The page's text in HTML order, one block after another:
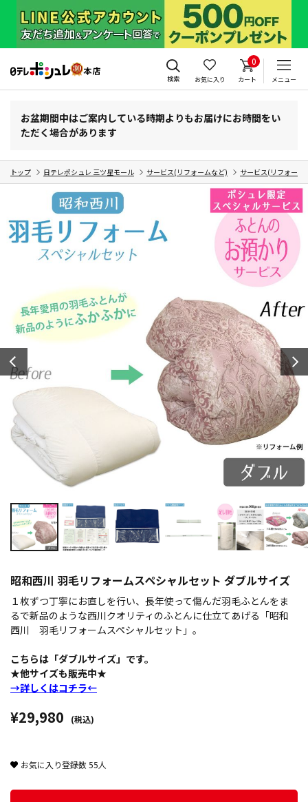
検索 お気に入り
0
カート メニュー
お盆期間中はご案内している時期よりもお届けにお時間をい
ただく場合があります
トップ 日テレポシュレ 三ツ星モール サービス(リフォームなど) サービス(リフォーム
昭和西川 羽毛リフォームスペシャルセット ダブルサイズ
１枚ずつ丁寧にお直しを行い、長年使って傷んだ羽毛ふとんをま
るで新品のような西川クオリティのふとんに仕立てあげる「昭和
西川 羽毛リフォームスペシャルセット」。
こちらは「ダブルサイズ」です。
★他サイズも販売中★
→詳しくはコチラ←
¥29,980 (税込)
お気に入り登録数55人